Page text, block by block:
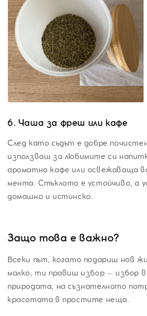
6. Чаша за фреш или кафе
След като съдът е добре
използваш за любимите си
ароматно кафе или освежаваща
мента. Стъклото е устойчиво, а
домашно и истинско.
Защо това е важно?
Всеки път, когато подариш нов
малко, ти правиш избор – избор в
природата, на съзнателното
красотата в простите неща.